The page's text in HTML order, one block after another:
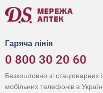
Гаряча лінія
0 800 30 20 60
Безкоштовно зі стаціонарних і
мобільних телефонів в Україні